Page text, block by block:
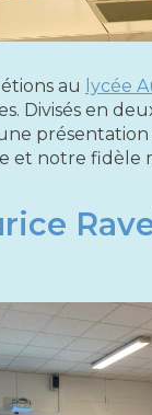
au lycée
Divisés en
présentation
et notre fidèle